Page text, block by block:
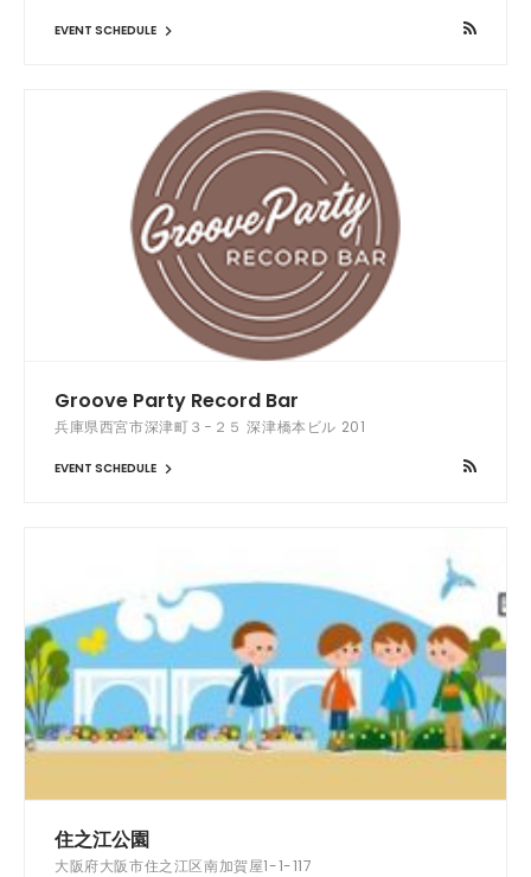
EVENT SCHEDULE
Groove Party Record Bar
兵庫県西宮市深津町３−２５ 深津橋本ビル 201
EVENT SCHEDULE
住之江公園
大阪府大阪市住之江区南加賀屋1-1-117